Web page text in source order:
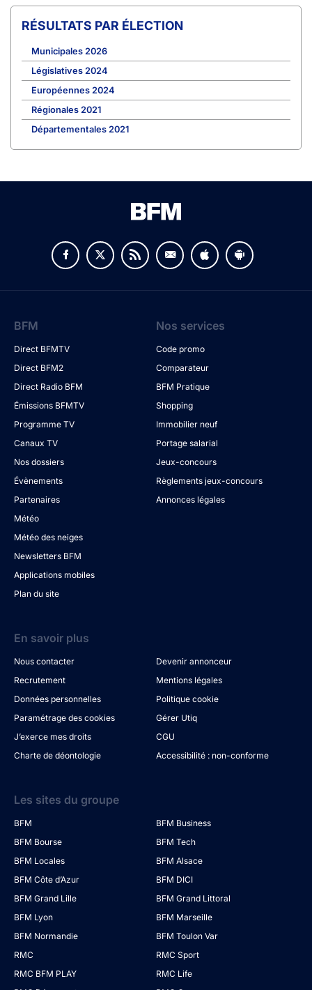
RÉSULTATS PAR ÉLECTION
Municipales 2026
Législatives 2024
Européennes 2024
Régionales 2021
Départementales 2021
BFM
Direct BFMTV
Direct BFM2
Direct Radio BFM
Émissions BFMTV
Programme TV
Canaux TV
Nos dossiers
Évènements
Partenaires
Météo
Météo des neiges
Newsletters BFM
Applications mobiles
Plan du site
Nos services
Code promo
Comparateur
BFM Pratique
Shopping
Immobilier neuf
Portage salarial
Jeux-concours
Règlements jeux-concours
Annonces légales
En savoir plus
Nous contacter
Devenir annonceur
Recrutement
Mentions légales
Données personnelles
Politique cookie
Paramétrage des cookies
Gérer Utiq
J’exerce mes droits
CGU
Charte de déontologie
Accessibilité : non-conforme
Les sites du groupe
BFM
BFM Business
BFM Bourse
BFM Tech
BFM Locales
BFM Alsace
BFM Côte d’Azur
BFM DICI
BFM Grand Lille
BFM Grand Littoral
BFM Lyon
BFM Marseille
BFM Normandie
BFM Toulon Var
RMC
RMC Sport
RMC BFM PLAY
RMC Life